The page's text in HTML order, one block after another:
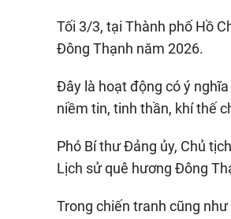
Tối 3/3, tại Thành phố Hồ
Đông Thạnh năm 2026.
Đây là hoạt động có ý
niềm tin, tinh thần, khí thế
Phó Bí thư Đảng ủy, Chủ
Lịch sử quê hương Đông
Trong chiến tranh cũng